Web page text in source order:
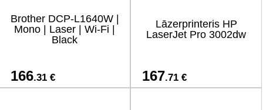
Brother DCP-L1640W |
Mono | Laser | Wi-Fi |
Black
166.31 €
Lāzerprinteris HP
LaserJet Pro 3002dw
167.71 €